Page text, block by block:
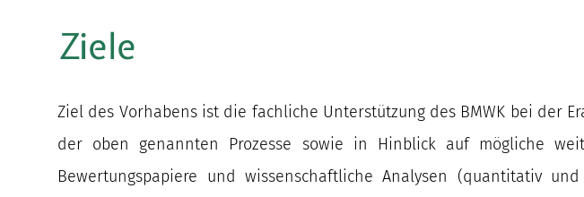
Ziele
Ziel des Vorhabens ist die fachliche Unterstützung des BMWK bei der
der oben genannten Prozesse sowie in Hinblick auf mögliche
Bewertungspapiere und wissenschaftliche Analysen (quantitativ